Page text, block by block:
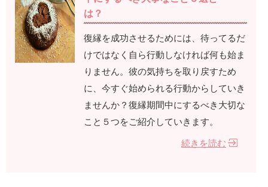
は？
復縁を成功させるためには、待ってるだ
けではなく自ら行動しなければ何も始ま
りません。彼の気持ちを取り戻すため
に、今すぐ始められる行動からしていき
ませんか？復縁期間中にするべき大切な
こと５つをご紹介していきます。
続きを読む